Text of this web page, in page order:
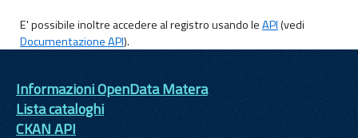
E' possibile inoltre accedere al registro usando leAPI(vedi
Documentazione API).
Informazioni OpenData Matera
Lista cataloghi
CKAN API